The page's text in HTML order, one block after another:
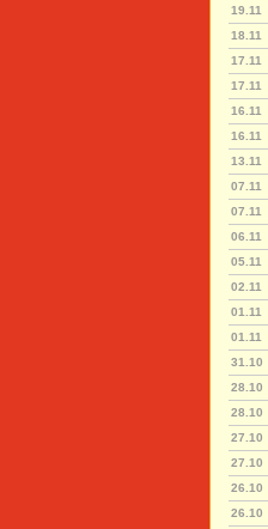
19.11
18.11
17.11
17.11
16.11
16.11
13.11
07.11
07.11
06.11
05.11
02.11
01.11
01.11
31.10
28.10
28.10
27.10
27.10
26.10
26.10